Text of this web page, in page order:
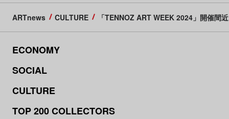
ARTnews CULTURE 「TENNOZ ART WEEK 2024」開催間
ECONOMY
SOCIAL
CULTURE
TOP 200 COLLECTORS